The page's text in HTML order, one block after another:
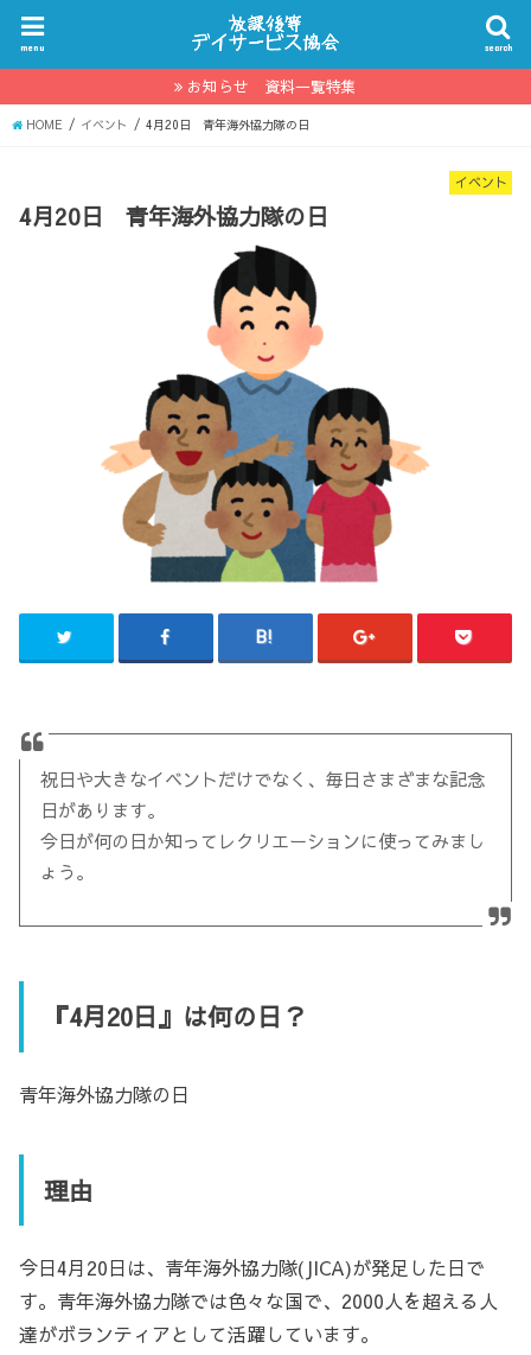
search
menu
お知らせ 資料一覧特集
HOME イベント 4月20日 青年海外協力隊の日
イベント
4月20日 青年海外協力隊の日
祝日や大きなイベントだけでなく、毎日さまざまな記念
日があります。
今日が何の日か知ってレクリエーションに使ってみまし
ょう。
『4月20日』は何の日？
青年海外協力隊の日
理由
今日4月20日は、青年海外協力隊(JICA)が発足した日で
す。青年海外協力隊では色々な国で、2000人を超える人
達がボランティアとして活躍しています。